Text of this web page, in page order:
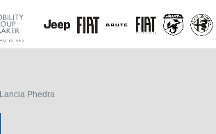
Lancia Phedra